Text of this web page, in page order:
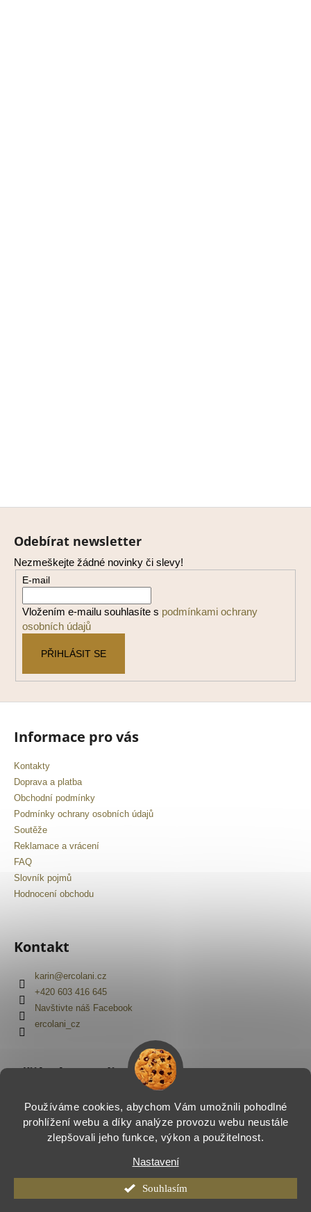
Používáme cookies, abychom Vám umožnili pohodlné
prohlížení webu a díky analýze provozu webu neustále
zlepšovali jeho funkce, výkon a použitelnost.
Nastavení
Souhlasím
Z
Odebírat newsletter
Nezmeškejte žádné novinky či slevy!
E-mail
Vložením e-mailu souhlasíte s podmínkami ochrany
osobních údajů
PŘIHLÁSIT SE
Informace pro vás
Kontakty
Doprava a platba
Obchodní podmínky
Podmínky ochrany osobních údajů
Soutěže
Reklamace a vrácení
FAQ
Slovník pojmů
Hodnocení obchodu
Kontakt
karin@ercolani.cz
+420 603 416 645
Navštivte náš Facebook
ercolani_cz
Přijímáme online platby
Vytvořil Shoptet
Ercolani.cz. Všechna práva vyhrazena.